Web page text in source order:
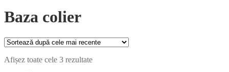
Baza colier
Afișez toate cele 3 rezultateSortat